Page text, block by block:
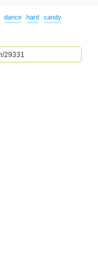
dance hard candy